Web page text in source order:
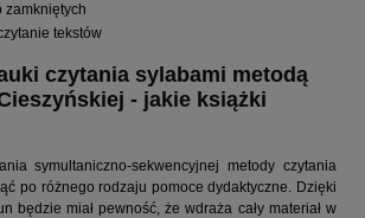
zamkniętych
tekstów
czytania sylabami metodą
- jakie książki
symultaniczno-sekwencyjnej metody czytania
po różnego rodzaju pomoce dydaktyczne. Dzięki
będzie miał pewność, że wdraża cały materiał w